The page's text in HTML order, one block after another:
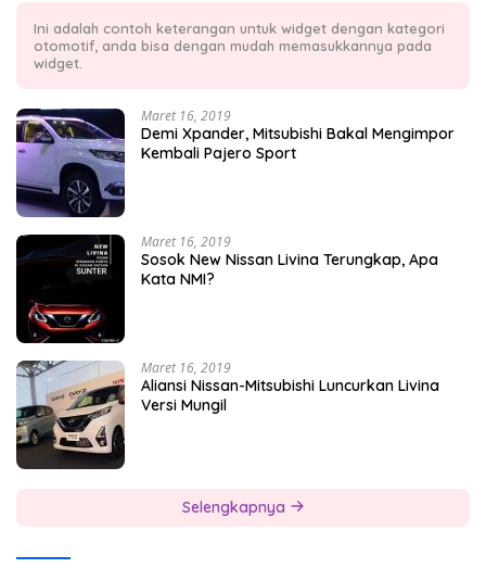
Ini adalah contoh keterangan untuk widget dengan kategori
otomotif, anda bisa dengan mudah memasukkannya pada
widget.
Maret 16, 2019
Demi Xpander, Mitsubishi Bakal Mengimpor
Kembali Pajero Sport
Maret 16, 2019
Sosok New Nissan Livina Terungkap, Apa
Kata NMI?
Maret 16, 2019
Aliansi Nissan-Mitsubishi Luncurkan Livina
Versi Mungil
Selengkapnya